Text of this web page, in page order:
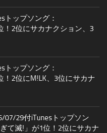
トップソング：
！2位にサカナクション、3
トップソング：
！2位にM!LK、3位にサカナ
07/29付iTunesトップソン
て滅!」が1位！2位にサカナ